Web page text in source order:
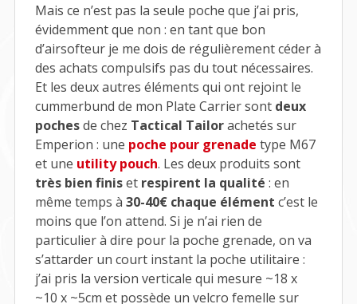
Mais ce n’est pas la seule poche que j’ai pris,
évidemment que non : en tant que bon
d’airsofteur je me dois de régulièrement céder à
des achats compulsifs pas du tout nécessaires.
Et les deux autres éléments qui ont rejoint le
cummerbund de mon Plate Carrier sont deux
pochesde chez Tactical Tailorachetés sur
Emperion : une poche pour grenade type M67
et une utility pouch. Les deux produits sont
très bien finiset respirent la qualité : en
même temps à 30-40€ chaque élément c’est le
moins que l’on attend. Si je n’ai rien de
particulier à dire pour la poche grenade, on va
s’attarder un court instant la poche utilitaire :
j’ai pris la version verticale qui mesure ~18 x
~10 x ~5cm et possède un velcro femelle sur